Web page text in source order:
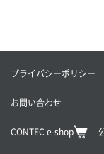
プライバシーポリシー
お問い合わせ
CONTEC e-shop